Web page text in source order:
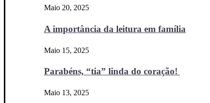
Maio 20, 2025
A importância da leitura em família
Maio 15, 2025
Parabéns, “tia” linda do coração!
Maio 13, 2025